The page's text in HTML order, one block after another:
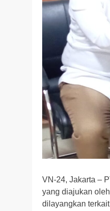
VN-24, Jakarta –
yang diajukan
dilayangkan